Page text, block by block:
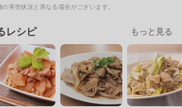
実売状況と異なる場合がございます。
レシピ もっと見る